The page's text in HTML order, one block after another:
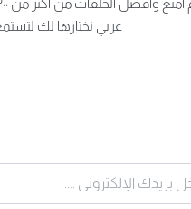
عربي نختارها لك